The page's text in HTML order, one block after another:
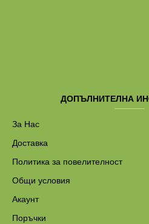
ДОПЪЛНИТЕЛНА
За Нас
Доставка
Политика за повелителност
Общи условия
Акаунт
Поръчки